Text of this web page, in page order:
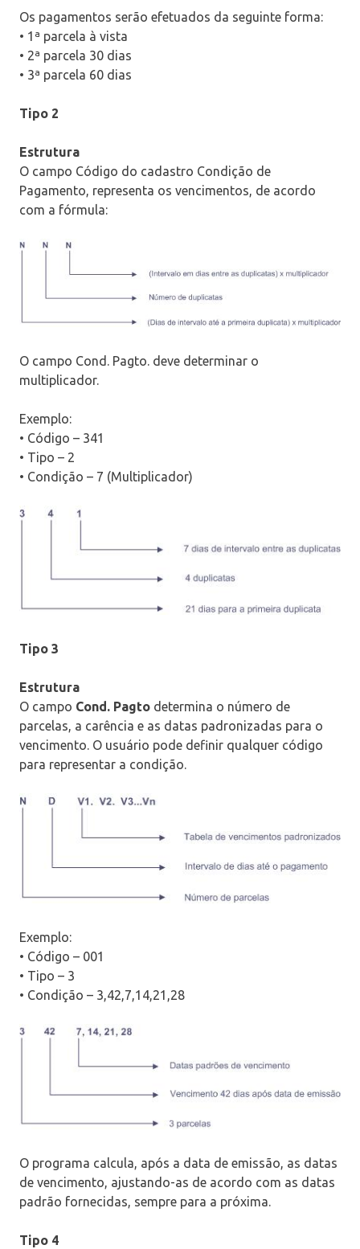
Os pagamentos serão efetuados da seguinte forma:
• 1ª parcela à vista
• 2ª parcela 30 dias
• 3ª parcela 60 dias
Tipo 2
Estrutura
O campo Código do cadastro Condição de
Pagamento, representa os vencimentos, de acordo
com a fórmula:
O campo Cond. Pagto. deve determinar o
multiplicador.
Exemplo:
• Código – 341
• Tipo – 2
• Condição – 7 (Multiplicador)
Tipo 3
Estrutura
O campo Cond. Pagto determina o número de
parcelas, a carência e as datas padronizadas para o
vencimento. O usuário pode definir qualquer código
para representar a condição.
Exemplo:
• Código – 001
• Tipo – 3
• Condição – 3,42,7,14,21,28
O programa calcula, após a data de emissão, as datas
de vencimento, ajustando-as de acordo com as datas
padrão fornecidas, sempre para a próxima.
Tipo 4